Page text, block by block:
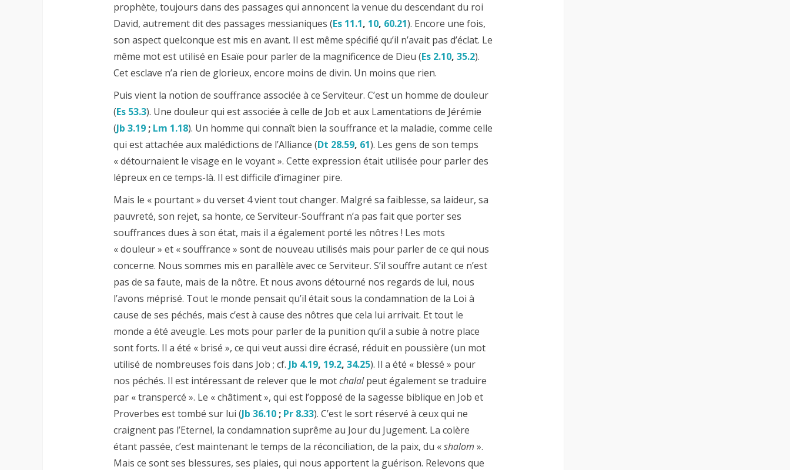
prophète, toujours dans des passages qui annoncent la venue du descendant du roi
David, autrement dit des passages messianiques (Es 11.1, 10, 60.21). Encore une fois,
son aspect quelconque est mis en avant. Il est même spécifié qu’il n’avait pas d’éclat. Le
même mot est utilisé en Esaïe pour parler de la magnificence de Dieu (Es 2.10, 35.2).
Cet esclave n’a rien de glorieux, encore moins de divin. Un moins que rien.
Puis vient la notion de souffrance associée à ce Serviteur. C’est un homme de douleur
(Es 53.3). Une douleur qui est associée à celle de Job et aux Lamentations de Jérémie
(Jb 3.19 ; Lm 1.18). Un homme qui connaît bien la souffrance et la maladie, comme celle
qui est attachée aux malédictions de l’Alliance (Dt 28.59, 61). Les gens de son temps
« détournaient le visage en le voyant ». Cette expression était utilisée pour parler des
lépreux en ce temps-là. Il est difficile d’imaginer pire.
Mais le « pourtant » du verset 4 vient tout changer. Malgré sa faiblesse, sa laideur, sa
pauvreté, son rejet, sa honte, ce Serviteur-Souffrant n’a pas fait que porter ses
souffrances dues à son état, mais il a également porté les nôtres ! Les mots
« douleur » et « souffrance » sont de nouveau utilisés mais pour parler de ce qui nous
concerne. Nous sommes mis en parallèle avec ce Serviteur. S’il souffre autant ce n’est
pas de sa faute, mais de la nôtre. Et nous avons détourné nos regards de lui, nous
l’avons méprisé. Tout le monde pensait qu’il était sous la condamnation de la Loi à
cause de ses péchés, mais c’est à cause des nôtres que cela lui arrivait. Et tout le
monde a été aveugle. Les mots pour parler de la punition qu’il a subie à notre place
sont forts. Il a été « brisé », ce qui veut aussi dire écrasé, réduit en poussière (un mot
utilisé de nombreuses fois dans Job ; cf. Jb 4.19, 19.2, 34.25). Il a été « blessé » pour
nos péchés. Il est intéressant de relever que le motchalalpeut également se traduire
par « transpercé ». Le « châtiment », qui est l’opposé de la sagesse biblique en Job et
Proverbes est tombé sur lui (Jb 36.10 ; Pr 8.33). C’est le sort réservé à ceux qui ne
craignent pas l’Eternel, la condamnation suprême au Jour du Jugement. La colère
étant passée, c’est maintenant le temps de la réconciliation, de la paix, du «shalom ».
Mais ce sont ses blessures, ses plaies, qui nous apportent la guérison. Relevons que